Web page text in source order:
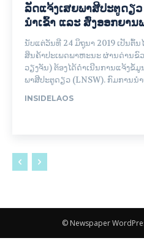
ລັດແຈ້ງເສຍພາສີປະຕູດຽ
ນຳເຂົ້າ ແລະ ສົ່ງອອກຍາ
ນັບແຕ່ວັນທີ 24 ມິຖຸນາ 2019 ເປັນຕົ້ນ
ສິນຄ້າປະເພດພາຫະນະ ຜ່ານດ່ານຂົ
ວຽງຈັນ) ຕ້ອງໄດ້ດໍາເນີນການແຈ້ງຂໍ້
ພາສີປະຕູດຽວ (LNSW). ກົ
INSIDELAOS
© Newspaper